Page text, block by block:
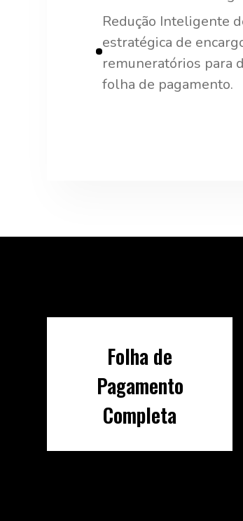
Redução Inteligente
estratégica de
remuneratórios para
folha de pagamento.
Folha de
Pagamento
Completa